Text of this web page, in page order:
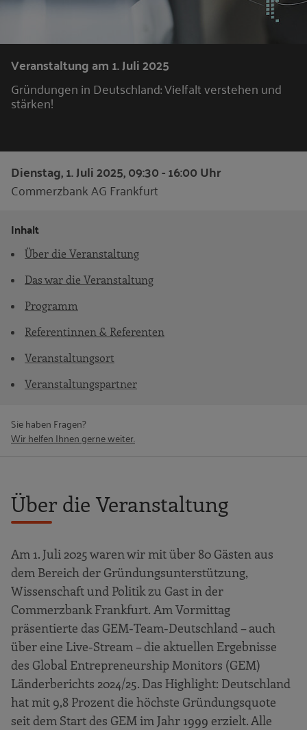
Veranstaltung am 1. Juli 2025
Gründungen in Deutschland: Vielfalt verstehen und
stärken!
Dienstag, 1. Juli 2025, 09:30 - 16:00 Uhr
Commerzbank AG Frankfurt
Inhalt
Über die Veranstaltung
Das war die Veranstaltung
Programm
Referentinnen & Referenten
Veranstaltungsort
Veranstaltungspartner
Sie haben Fragen?
Wir helfen Ihnen gerne weiter.
Über die Veranstaltung
Am 1. Juli 2025 waren wir mit über 80 Gästen aus
dem Bereich der Gründungsunterstützung,
Wissenschaft und Politik zu Gast in der
Commerzbank Frankfurt. Am Vormittag
präsentierte das GEM-Team-Deutschland – auch
über eine Live-Stream – die aktuellen Ergebnisse
des Global Entrepreneurship Monitors (GEM)
Länderberichts 2024/25. Das Highlight: Deutschland
hat mit 9,8 Prozent die höchste Gründungsquote
seit dem Start des GEM im Jahr 1999 erzielt. Alle